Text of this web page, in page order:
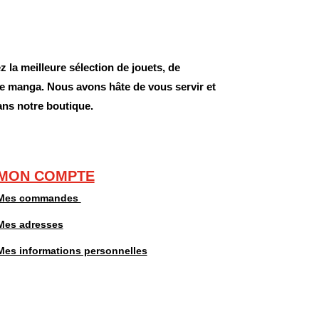
la meilleure sélection de jouets, de
Nous avons hâte de vous servir et
notre boutique.
COMPTE
commandes
adresses
informations personnelles